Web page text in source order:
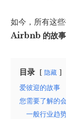
如今，所有这
Airbnb 的故事
目录 隐藏
爱彼迎的故事
您需要了解的
一般行业趋